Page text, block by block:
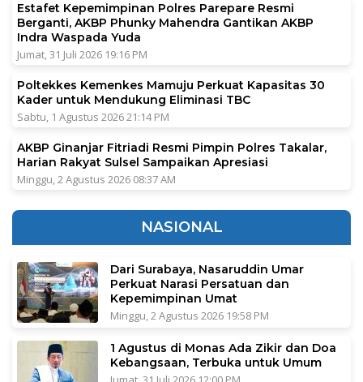
Estafet Kepemimpinan Polres Parepare Resmi
Berganti, AKBP Phunky Mahendra Gantikan AKBP
Indra Waspada Yuda
Jumat, 31 Juli 2026 19:16 PM
Poltekkes Kemenkes Mamuju Perkuat Kapasitas 30
Kader untuk Mendukung Eliminasi TBC
Sabtu, 1 Agustus 2026 21:14 PM
AKBP Ginanjar Fitriadi Resmi Pimpin Polres Takalar,
Harian Rakyat Sulsel Sampaikan Apresiasi
Minggu, 2 Agustus 2026 08:37 AM
NASIONAL
Dari Surabaya, Nasaruddin Umar
Perkuat Narasi Persatuan dan
Kepemimpinan Umat
Minggu, 2 Agustus 2026 19:58 PM
1 Agustus di Monas Ada Zikir dan Doa
Kebangsaan, Terbuka untuk Umum